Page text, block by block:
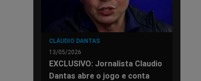
CLÁUDIO DANTAS
13/05/2026
EXCLUSIVO: Jornalista Claudio
Dantas abre o jogo e conta